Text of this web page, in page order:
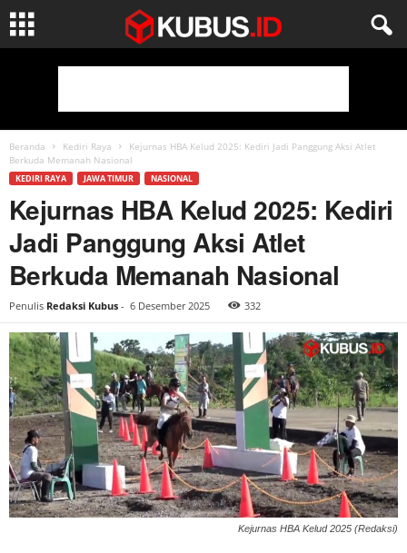
Beranda Kediri Raya
Kejurnas HBA Kelud 2025: Kediri Jadi Panggung Aksi Atlet
Berkuda Memanah Nasional
KEDIRI RAYA JAWA TIMUR NASIONAL
Kejurnas HBA Kelud 2025: Kediri
Jadi Panggung Aksi Atlet
Berkuda Memanah Nasional
Penulis Redaksi Kubus - 6 Desember 2025 332
Kejurnas HBA Kelud 2025 (Redaksi)